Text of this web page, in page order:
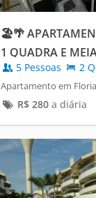
🏖️🌴
1 QUADRA E
5 Pessoas 2
Apartamento em
R$ 280a diária